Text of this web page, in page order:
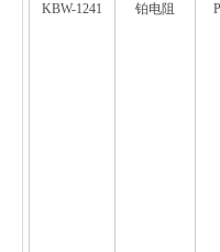
KBW-1241 铂电阻